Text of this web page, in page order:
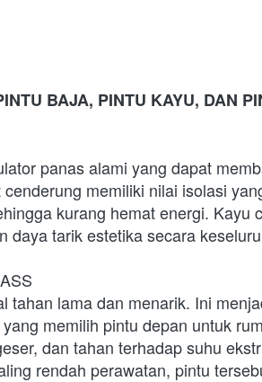
BAJA, PINTU KAYU, DAN
panas alami yang dapat
memiliki nilai isolasi
kurang hemat energi. Kayu
daya tarik estetika secara
tahan lama dan menarik. Ini
memilih pintu depan untuk
dan tahan terhadap suhu
rendah perawatan, pintu